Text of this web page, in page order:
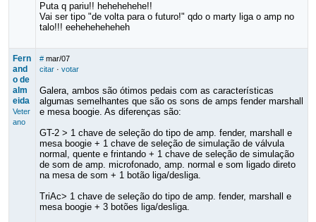
Puta q pariu!! hehehehehe!!
Vai ser tipo "de volta para o futuro!" qdo o marty liga o amp no
talo!!! eeheheheheheh
Fern
and
o de
alm
eida
Veter
ano
# mar/07
citar· votar
Galera, ambos são ótimos pedais com as características
algumas semelhantes que são os sons de amps fender marshall
e mesa boogie. As diferenças são:
GT-2 > 1 chave de seleção do tipo de amp. fender, marshall e
mesa boogie + 1 chave de seleção de simulação de válvula
normal, quente e frintando + 1 chave de seleção de simulação
de som de amp. microfonado, amp. normal e som ligado direto
na mesa de som + 1 botão liga/desliga.
TriAc> 1 chave de seleção do tipo de amp. fender, marshall e
mesa boogie + 3 botões liga/desliga.